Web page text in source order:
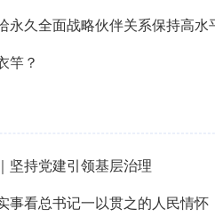
竿？
坚持党建引领基层治理
事看总书记一以贯之的人民情怀